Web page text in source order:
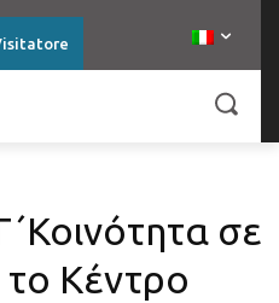
σε
Κέντρο